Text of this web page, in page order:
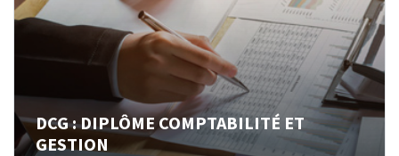
DCG : DIPLÔME COMPTABILITÉ ET
GESTION